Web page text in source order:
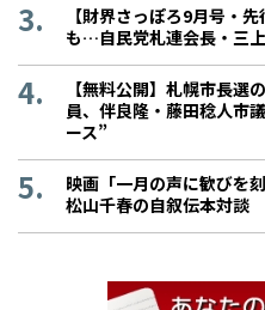
【財界さっぽろ9月号・
も…自民党札連会長・三
【無料公開】札幌市長選
員、伴良隆・藤田稔人市
ース”
映画「一月の声に歓びを
松山千春の自叙伝本対談